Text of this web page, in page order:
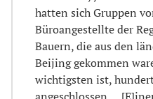
hatten sich Gruppen
Büroangestellte der
Bauern, die aus den
Beijing gekommen
wichtigsten ist,
angeschlossen …